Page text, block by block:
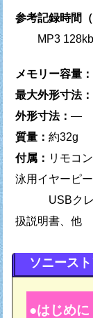
参考記録時間
MP3
メモリー容量：
最大外形寸法：
外形寸法： —
質量： 約32g
付属： リモコ
泳用イヤーピ
USBクレー
扱説明書、他
ソニース
はじめに